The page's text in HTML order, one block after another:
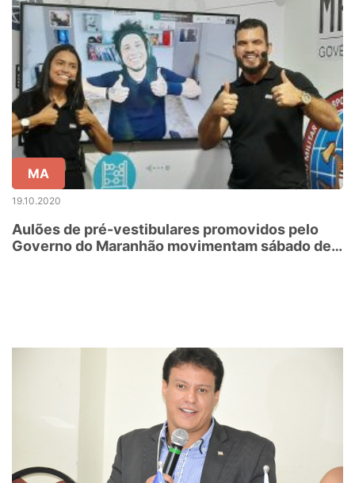
MA
19.10.2020
Aulões de pré-vestibulares promovidos pelo
Governo do Maranhão movimentam sábado de